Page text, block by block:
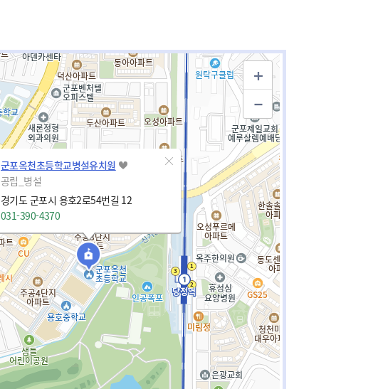
군포옥천초등학교병설유치원
공립_병설
경기도 군포시 용호2로54번길 12
031-390-4370